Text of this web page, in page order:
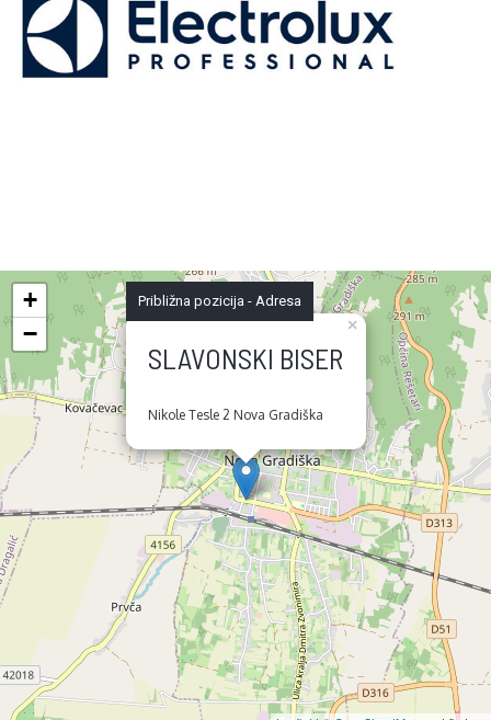
SLAVONSKI BISER
Nikole Tesle 2 Nova Gradiška
×
+
−
Približna pozicija - Adresa